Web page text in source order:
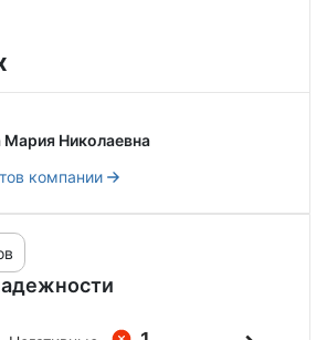
Мария Николаевна
компании